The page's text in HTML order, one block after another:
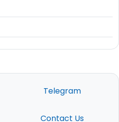
Telegram
Contact Us